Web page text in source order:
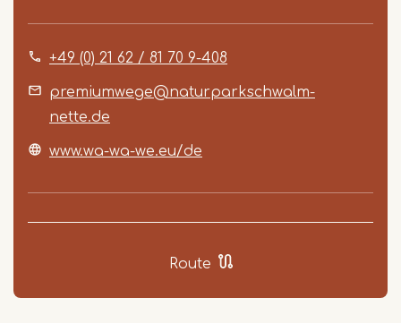
+49 (0) 21 62 / 81 70 9-408
premiumwege@naturparkschwalm-
nette.de
www.wa-wa-we.eu/de
Route